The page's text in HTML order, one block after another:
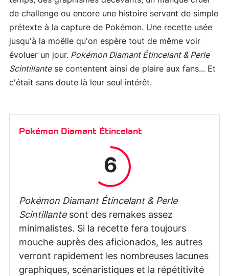
de challenge ou encore une histoire servant de simple
prétexte à la capture de Pokémon. Une recette usée
jusqu'à la moëlle qu'on espère tout de même voir
évoluer un jour. Pokémon Diamant Étincelant & Perle
Scintillantese contentent ainsi de plaire aux fans... Et
c'était sans doute là leur seul intérêt.
Pokémon Diamant Étincelant
6
Pokémon Diamant Étincelant & Perle
Scintillante sont des remakes assez
minimalistes. Si la recette fera toujours
mouche auprès des aficionados, les autres
verront rapidement les nombreuses lacunes
graphiques, scénaristiques et la répétitivité